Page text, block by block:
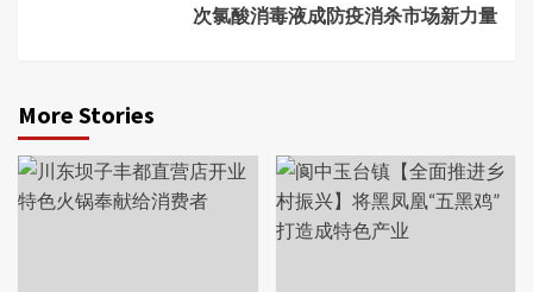
次氯酸消毒液成防疫消杀市场新力量
More Stories